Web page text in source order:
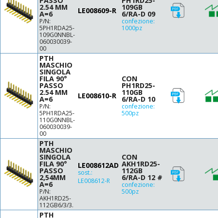
41
42
48
60
64
7.5
8.1
8.3
11.2
12
12.5
14.5
22.5
25
17
17.5
33
2.54 MM
A=6
P/N:
5PH1RDA25-
109G0NNBL-
060030039-
00
LE008609-R 109GB
6/RA-D 09
confezione:
1000pz
PTH
MASCHIO
SINGOLA
FILA 90°
PASSO
2.54 MM
A=6
P/N:
5PH1RDA25-
110G0NNBL-
060030039-
00
LE008610-R
CON
PH1RD25-
110GB
6/RA-D 10
confezione:
500pz
PTH
MASCHIO
SINGOLA
FILA 90°
PASSO
2,54MM
A=6
P/N:
AKH1RD25-
112GB6/3/3.
LE008612AD
sost.:
LE008612-R
CON
AKH1RD25-
112GB
6/RA-D 12 #
confezione:
500pz
PTH